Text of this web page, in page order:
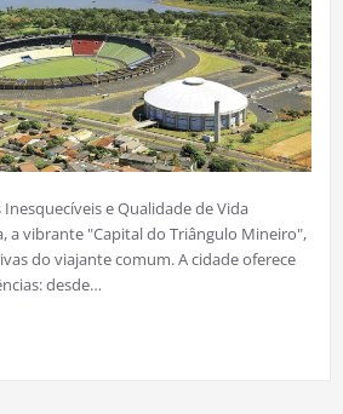
e Qualidade de Vida
a vibrante "Capital do Triângulo Mineiro",
do viajante comum. A cidade oferece
desde…